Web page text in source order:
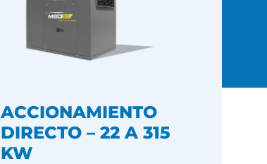
ACCIONAMIENTO
DIRECTO – 22 A 315
KW